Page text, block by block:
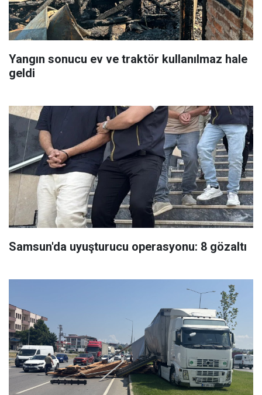
Yangın sonucu ev ve traktör kullanılmaz hale
geldi
Samsun'da uyuşturucu operasyonu: 8 gözaltı